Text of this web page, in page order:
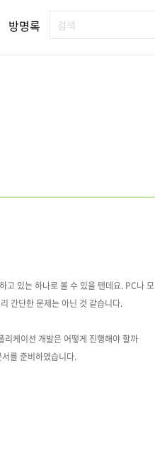
방명록
고 있는 하나로 볼 수 있을 텐데요. PC나 모
간단한 문제는 아닌 것 같습니다.
리케이션 개발은 어떻게 진행해야 할까
를 준비하였습니다.